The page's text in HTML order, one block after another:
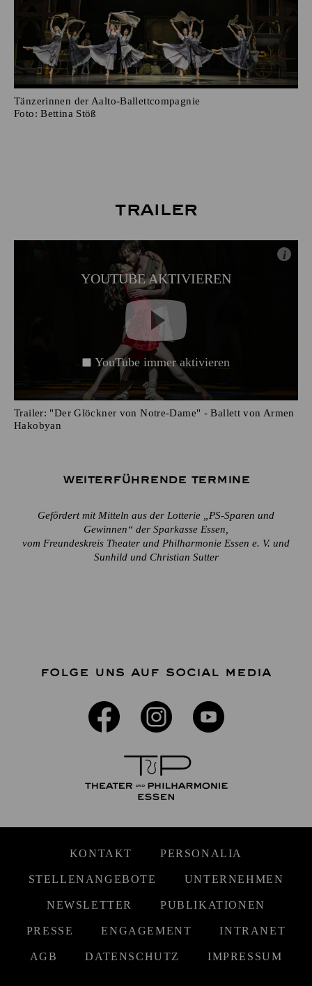
Tänzerinnen der Aalto-Ballettcompagnie
Foto: Bettina Stöß
Trailer
YOUTUBE AKTIVIEREN
i
YouTube immer aktivieren
Trailer: "Der Glöckner von Notre-Dame" - Ballett von Armen
Hakobyan
Weiterführende Termine
Gefördert mit Mitteln aus der Lotterie „PS-Sparen und
Gewinnen“ der Sparkasse Essen,
vom Freundeskreis Theater und Philharmonie Essen e. V. und
Sunhild und Christian Sutter
FOLGE UNS AUF SOCIAL MEDIA
KONTAKT PERSONALIA
STELLENANGEBOTE UNTERNEHMEN
NEWSLETTER PUBLIKATIONEN
PRESSE ENGAGEMENT INTRANET
AGB DATENSCHUTZ IMPRESSUM